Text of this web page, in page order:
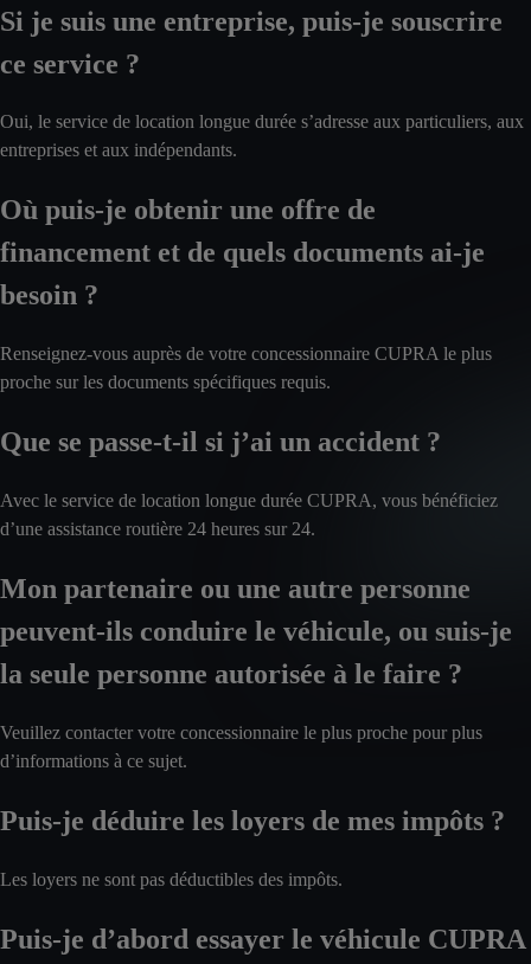
Si je suis une entreprise, puis-je souscrire
ce service ?
Oui, le service de location longue durée s’adresse aux particuliers, aux
entreprises et aux indépendants.
Où puis-je obtenir une offre de
financement et de quels documents ai-je
besoin ?
Renseignez-vous auprès de votre concessionnaire CUPRA le plus
proche sur les documents spécifiques requis.
Que se passe-t-il si j’ai un accident ?
Avec le service de location longue durée CUPRA, vous bénéficiez
d’une assistance routière 24 heures sur 24.
Mon partenaire ou une autre personne
peuvent-ils conduire le véhicule, ou suis-je
la seule personne autorisée à le faire ?
Veuillez contacter votre concessionnaire le plus proche pour plus
d’informations à ce sujet.
Puis-je déduire les loyers de mes impôts ?
Les loyers ne sont pas déductibles des impôts.
Puis-je d’abord essayer le véhicule CUPRA